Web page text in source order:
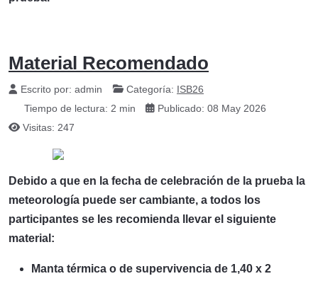
Material Recomendado
Escrito por: admin Categoría: ISB26
Tiempo de lectura: 2 min
Publicado: 08 May 2026
Visitas: 247
Debido a que en la fecha de celebración de la prueba la
meteorología puede ser cambiante, a todos los
participantes se les recomienda llevar el siguiente
material:
Manta térmica o de supervivencia de 1,40 x 2